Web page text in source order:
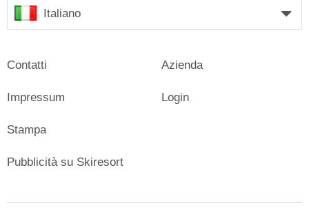
Italiano
Contatti
Impressum
Stampa
Azienda
Login
Pubblicità su Skiresort